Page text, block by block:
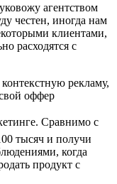
агентством
честен, иногда нам
клиентами,
расходятся с
Сравнимо с
тысяч и получи
когда
продукт с